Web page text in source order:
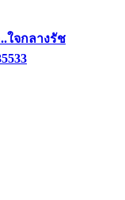
ใจกลางรัช